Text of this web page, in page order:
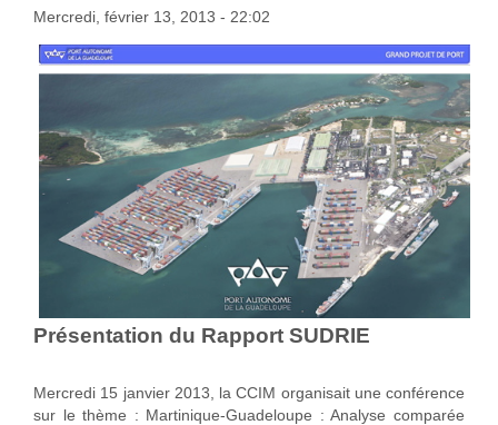
Mercredi, février 13, 2013 - 22:02
Présentation du Rapport SUDRIE
Mercredi 15 janvier 2013, la CCIM organisait une conférence
sur le thème : Martinique-Guadeloupe : Analyse comparée